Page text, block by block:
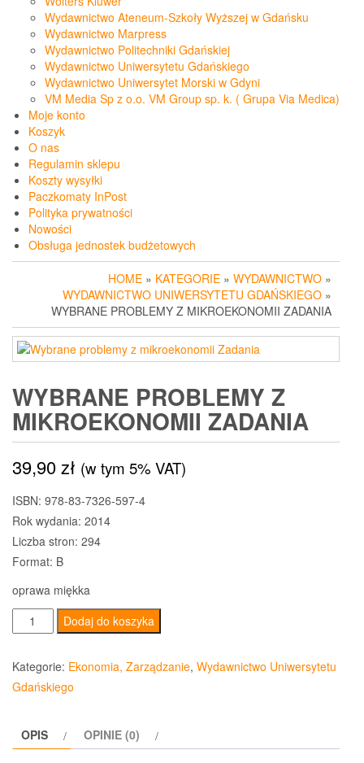
Wydawnictwo Ateneum-Szkoły Wyższej w Gdańsku
Wydawnictwo Marpress
Wydawnictwo Politechniki Gdańskiej
Wydawnictwo Uniwersytetu Gdańskiego
Wydawnictwo Uniwersytet Morski w Gdyni
VM Media Sp z o.o. VM Group sp. k. ( Grupa Via Medica)
Moje konto
Koszyk
O nas
Regulamin sklepu
Koszty wysyłki
Paczkomaty InPost
Polityka prywatności
Nowości
Obsługa jednostek budżetowych
HOME » KATEGORIE » WYDAWNICTWO »
WYDAWNICTWO UNIWERSYTETU GDAŃSKIEGO »
WYBRANE PROBLEMY Z MIKROEKONOMII ZADANIA
WYBRANE PROBLEMY Z
MIKROEKONOMII ZADANIA
39,90zł (w tym 5% VAT)
ISBN: 978-83-7326-597-4
Rok wydania: 2014
Liczba stron: 294
Format: B
oprawa miękka
ilość
Wybrane
problemy
z
mikroekonomii
Dodaj do koszyka
Kategorie: Ekonomia, Zarządzanie, Wydawnictwo Uniwersytetu
Gdańskiego
OPIS OPINIE (0)